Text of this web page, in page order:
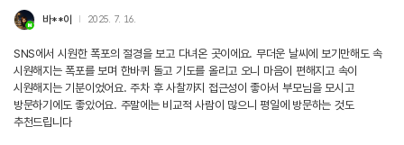
바**이 2025. 7. 16.
SNS에서 시원한 폭포의 절경을 보고 다녀온 곳이에요. 무더운 날씨에 보기만해도 속
시원해지는 폭포를 보며 한바퀴 돌고 기도를 올리고 오니 마음이 편해지고 속이
시원해지는 기분이었어요. 주차 후 사찰까지 접근성이 좋아서 부모님을 모시고
방문하기에도 좋았어요. 주말에는 비교적 사람이 많으니 평일에 방문하는 것도
추천드립니다